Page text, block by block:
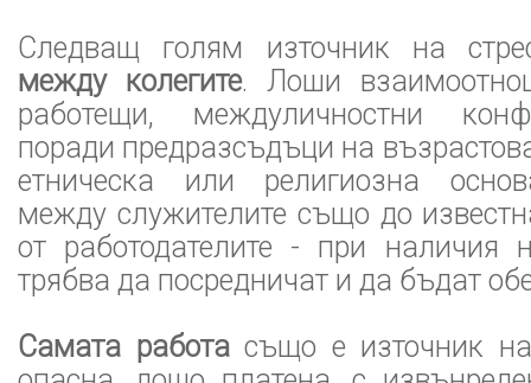
Следващ голям източник на
между колегите. Лоши
работещи, междуличностни
поради предразсъдъци на
етническа или религиозна
между служителите също до
от работодателите - при наличия
трябва да посредничат и да бъдат
Самата работасъщо е източник